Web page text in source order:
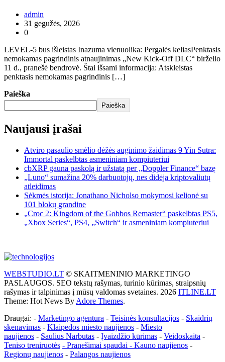
admin
31 gegužės, 2026
0
LEVEL-5 bus išleistas Inazuma vienuolika: Pergalės keliasPenktasis
nemokamas pagrindinis atnaujinimas „New Kick-Off DLC“ birželio
11 d., pranešė bendrovė. Štai išsami informacija: Atskleistas
penktasis nemokamas pagrindinis […]
Paieška
Paieška
Naujausi įrašai
Atviro pasaulio smėlio dėžės auginimo žaidimas 9 Yin Sutra:
Immortal paskelbtas asmeniniam kompiuteriui
cbXRP gauna paskolą ir užstatą per „Doppler Finance“ bazę
„Luno“ sumažina 20% darbuotojų, nes didėja kriptovaliutų
atleidimas
Sėkmės istorija: Jonathano Nicholso mokymosi kelionė su
101 blokų grandine
„Croc 2: Kingdom of the Gobbos Remaster“ paskelbtas PS5,
„Xbox Series“, PS4, „Switch“ ir asmeniniam kompiuteriui
WEBSTUDIO.LT © SKAITMENINIO MARKETINGO
PASLAUGOS. SEO tekstų rašymas, turinio kūrimas, straipsnių
rašymas ir talpinimas į mūsų valdomas svetaines. 2026 ITLINE.LT
Theme: Hot News By Adore Themes.
Draugai: - Marketingo agentūra - Teisinės konsultacijos - Skaidrių
skenavimas - Klaipedos miesto naujienos - Miesto
naujienos - Saulius Narbutas - Įvaizdžio kūrimas - Veidoskaita -
Teniso treniruotės - Pranešimai spaudai - Kauno naujienos -
Regionų naujienos - Palangos naujienos